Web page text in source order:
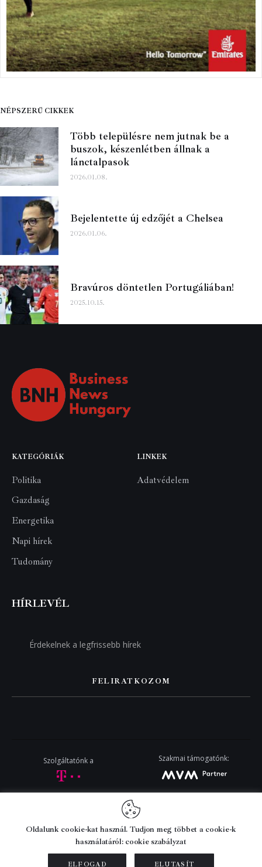
NÉPSZERŰ CIKKEK
Több településre nem jutnak be a
buszok, készenlétben állnak a
lánctalpasok
2026.01.08.
Bejelentette új edzőjét a Chelsea
2026.01.06.
Bravúros döntetlen Portugáliában!
2025.10.15.
KATEGÓRIÁK
Politika
Gazdaság
Energetika
Napi hírek
Tudomány
LINKEK
Adatvédelem
HÍRLEVÉL
FELIRATKOZOM
Business News Hungary
Szakmai támogatónk:
Szolgáltatónk a
Oldalunk cookie-kat használ. Tudjon meg többet a cookie-k
használatáról: cookie szabályzat
ELFOGAD ELUTASÍT